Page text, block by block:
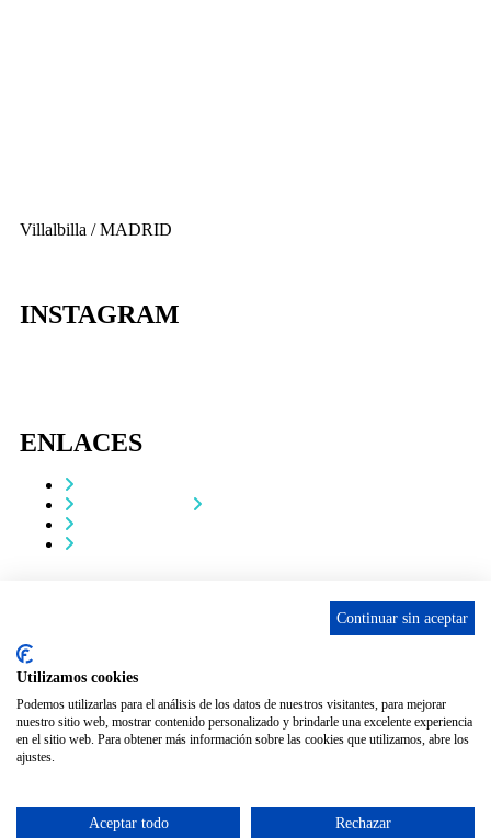
Villalbilla / MADRID
INSTAGRAM
ENLACES
ASCAN. © 2022. Todos los derechos reservados.
Igor André Guerra.
Continuar sin aceptar
Utilizamos cookies
Podemos utilizarlas para el análisis de los datos de nuestros visitantes, para mejorar
nuestro sitio web, mostrar contenido personalizado y brindarle una excelente experiencia
en el sitio web. Para obtener más información sobre las cookies que utilizamos, abre los
ajustes.
Aceptar todo Rechazar